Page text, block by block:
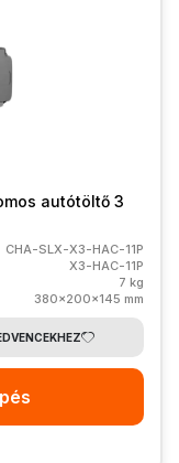
autótöltő 3
CHA-SLX-X3-HAC-11P
X3-HAC-11P
7 kg
380x200x145 mm